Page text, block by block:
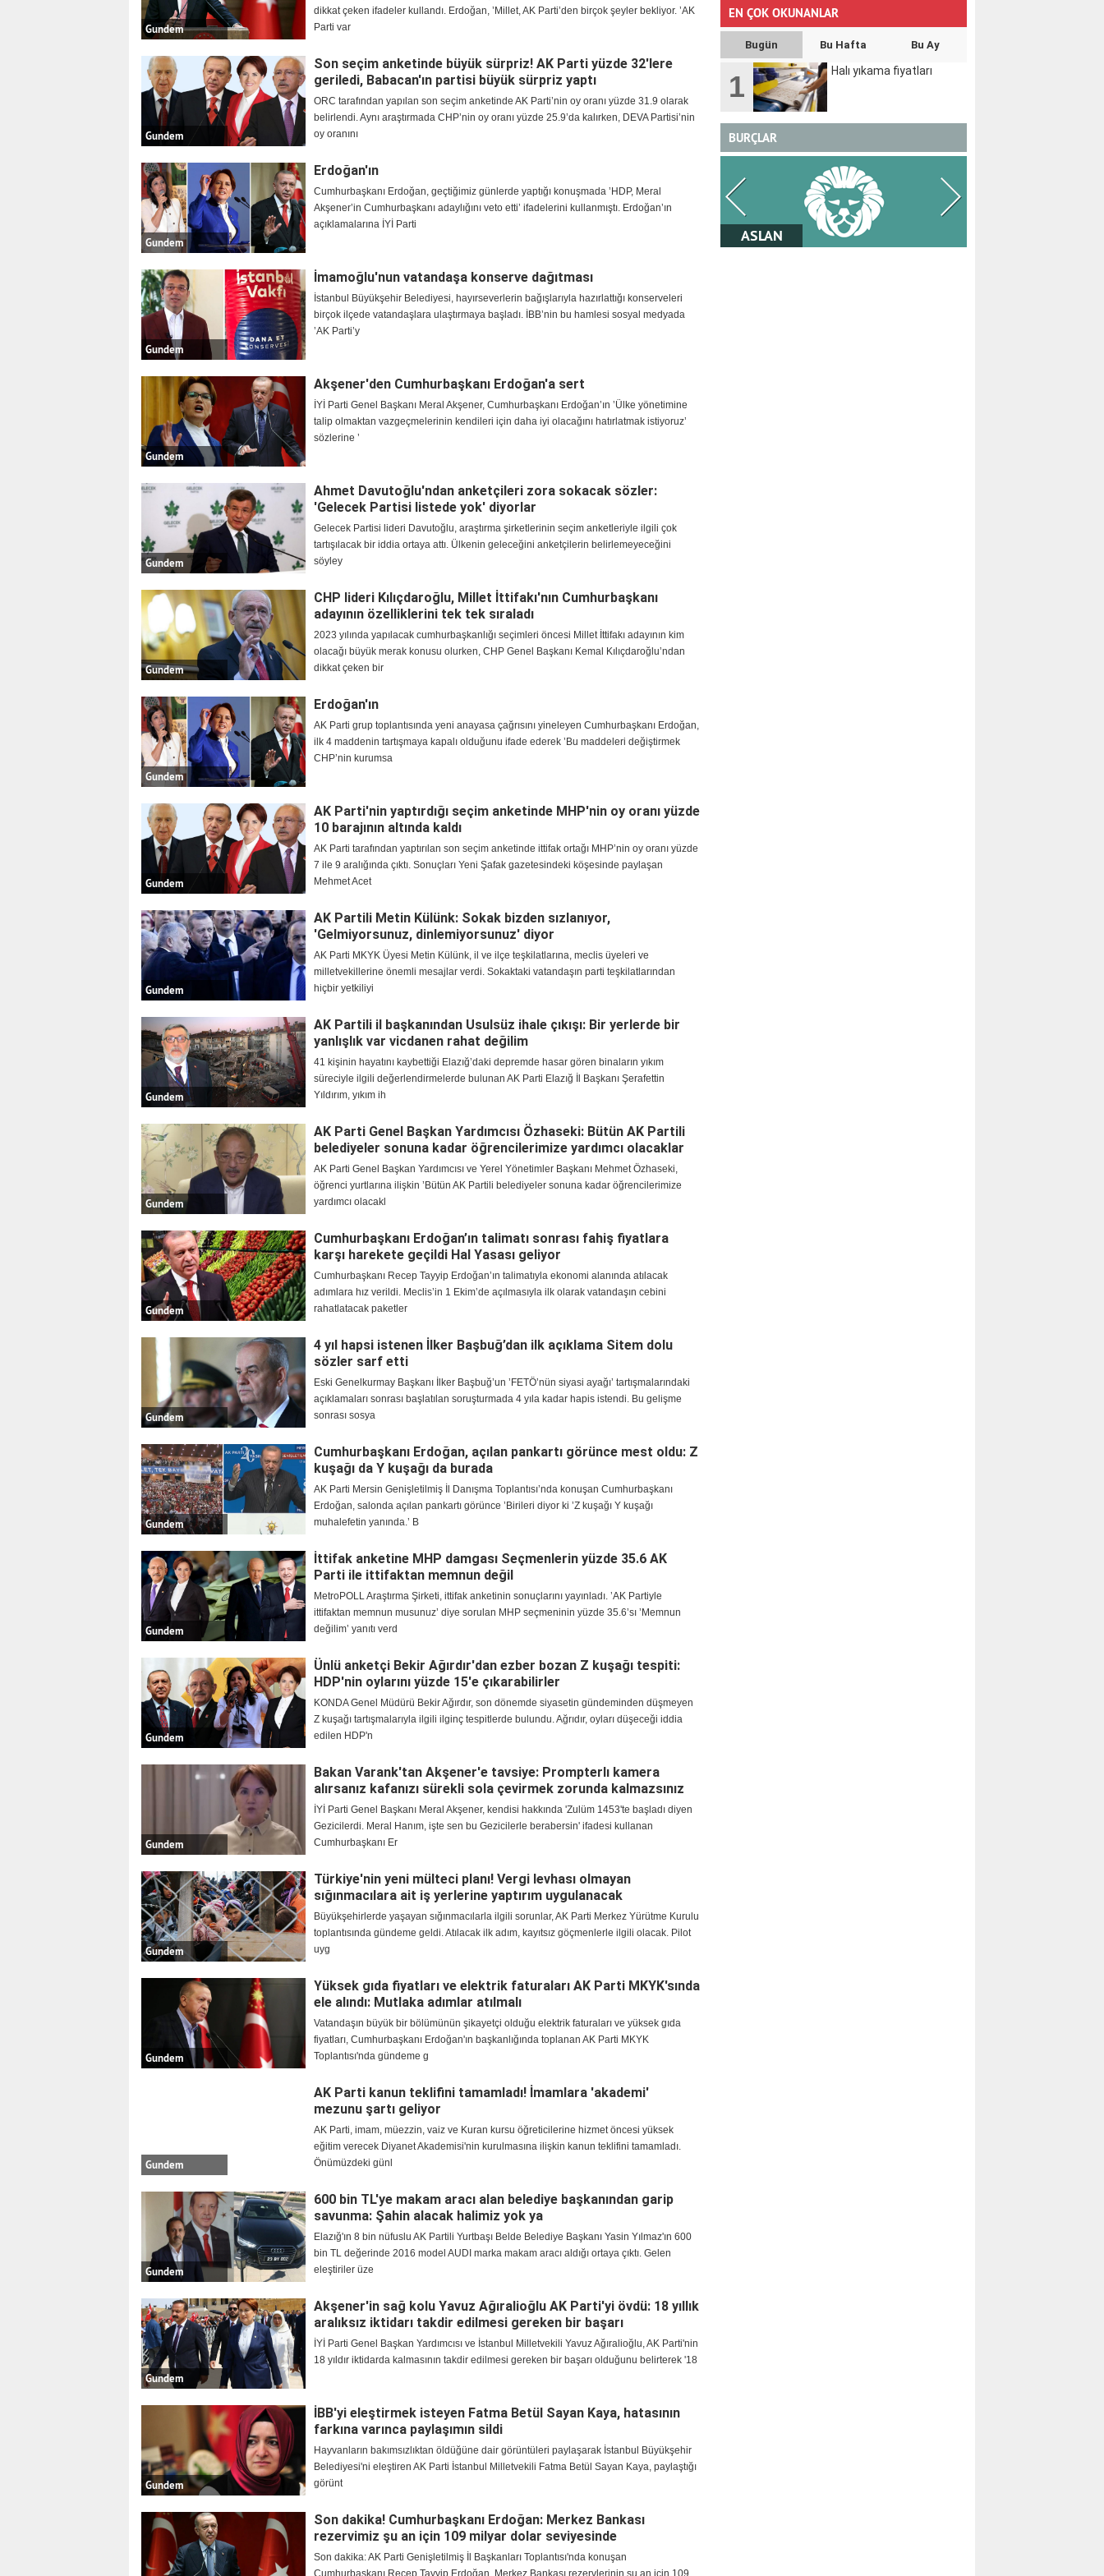
Gundem
dikkat çeken ifadeler kullandı. Erdoğan, ’Millet, AK Parti’den birçok şeyler bekliyor. ’AK
Parti var
Gundem
Son seçim anketinde büyük sürpriz! AK Parti yüzde 32'lere
geriledi, Babacan'ın partisi büyük sürpriz yaptı
ORC tarafından yapılan son seçim anketinde AK Parti’nin oy oranı yüzde 31.9 olarak
belirlendi. Aynı araştırmada CHP’nin oy oranı yüzde 25.9’da kalırken, DEVA Partisi’nin
oy oranını
Gundem
Erdoğan'ın
Cumhurbaşkanı Erdoğan, geçtiğimiz günlerde yaptığı konuşmada ’HDP, Meral
Akşener’in Cumhurbaşkanı adaylığını veto etti’ ifadelerini kullanmıştı. Erdoğan’ın
açıklamalarına İYİ Parti
Gundem
İmamoğlu'nun vatandaşa konserve dağıtması
İstanbul Büyükşehir Belediyesi, hayırseverlerin bağışlarıyla hazırlattığı konserveleri
birçok ilçede vatandaşlara ulaştırmaya başladı. İBB’nin bu hamlesi sosyal medyada
’AK Parti’y
Gundem
Akşener'den Cumhurbaşkanı Erdoğan'a sert
İYİ Parti Genel Başkanı Meral Akşener, Cumhurbaşkanı Erdoğan’ın ’Ülke yönetimine
talip olmaktan vazgeçmelerinin kendileri için daha iyi olacağını hatırlatmak istiyoruz’
sözlerine ’
Gundem
Ahmet Davutoğlu'ndan anketçileri zora sokacak sözler:
'Gelecek Partisi listede yok' diyorlar
Gelecek Partisi lideri Davutoğlu, araştırma şirketlerinin seçim anketleriyle ilgili çok
tartışılacak bir iddia ortaya attı. Ülkenin geleceğini anketçilerin belirlemeyeceğini
söyley
Gundem
CHP lideri Kılıçdaroğlu, Millet İttifakı'nın Cumhurbaşkanı
adayının özelliklerini tek tek sıraladı
2023 yılında yapılacak cumhurbaşkanlığı seçimleri öncesi Millet İttifakı adayının kim
olacağı büyük merak konusu olurken, CHP Genel Başkanı Kemal Kılıçdaroğlu’ndan
dikkat çeken bir
Gundem
Erdoğan'ın
AK Parti grup toplantısında yeni anayasa çağrısını yineleyen Cumhurbaşkanı Erdoğan,
ilk 4 maddenin tartışmaya kapalı olduğunu ifade ederek ’Bu maddeleri değiştirmek
CHP’nin kurumsa
Gundem
AK Parti'nin yaptırdığı seçim anketinde MHP'nin oy oranı yüzde
10 barajının altında kaldı
AK Parti tarafından yaptırılan son seçim anketinde ittifak ortağı MHP’nin oy oranı yüzde
7 ile 9 aralığında çıktı. Sonuçları Yeni Şafak gazetesindeki köşesinde paylaşan
Mehmet Acet
Gundem
AK Partili Metin Külünk: Sokak bizden sızlanıyor,
'Gelmiyorsunuz, dinlemiyorsunuz' diyor
AK Parti MKYK Üyesi Metin Külünk, il ve ilçe teşkilatlarına, meclis üyeleri ve
milletvekillerine önemli mesajlar verdi. Sokaktaki vatandaşın parti teşkilatlarından
hiçbir yetkiliyi
Gundem
AK Partili il başkanından Usulsüz ihale çıkışı: Bir yerlerde bir
yanlışlık var vicdanen rahat değilim
41 kişinin hayatını kaybettiği Elazığ’daki depremde hasar gören binaların yıkım
süreciyle ilgili değerlendirmelerde bulunan AK Parti Elazığ İl Başkanı Şerafettin
Yıldırım, yıkım ih
Gundem
AK Parti Genel Başkan Yardımcısı Özhaseki: Bütün AK Partili
belediyeler sonuna kadar öğrencilerimize yardımcı olacaklar
AK Parti Genel Başkan Yardımcısı ve Yerel Yönetimler Başkanı Mehmet Özhaseki,
öğrenci yurtlarına ilişkin ’Bütün AK Partili belediyeler sonuna kadar öğrencilerimize
yardımcı olacakl
Gundem
Cumhurbaşkanı Erdoğan’ın talimatı sonrası fahiş fiyatlara
karşı harekete geçildi Hal Yasası geliyor
Cumhurbaşkanı Recep Tayyip Erdoğan’ın talimatıyla ekonomi alanında atılacak
adımlara hız verildi. Meclis’in 1 Ekim’de açılmasıyla ilk olarak vatandaşın cebini
rahatlatacak paketler
Gundem
4 yıl hapsi istenen İlker Başbuğ’dan ilk açıklama Sitem dolu
sözler sarf etti
Eski Genelkurmay Başkanı İlker Başbuğ’un ’FETÖ’nün siyasi ayağı’ tartışmalarındaki
açıklamaları sonrası başlatılan soruşturmada 4 yıla kadar hapis istendi. Bu gelişme
sonrası sosya
Gundem
Cumhurbaşkanı Erdoğan, açılan pankartı görünce mest oldu: Z
kuşağı da Y kuşağı da burada
AK Parti Mersin Genişletilmiş İl Danışma Toplantısı’nda konuşan Cumhurbaşkanı
Erdoğan, salonda açılan pankartı görünce ’Birileri diyor ki ’Z kuşağı Y kuşağı
muhalefetin yanında.’ B
Gundem
İttifak anketine MHP damgası Seçmenlerin yüzde 35.6 AK
Parti ile ittifaktan memnun değil
MetroPOLL Araştırma Şirketi, ittifak anketinin sonuçlarını yayınladı. ’AK Partiyle
ittifaktan memnun musunuz’ diye sorulan MHP seçmeninin yüzde 35.6’sı ’Memnun
değilim’ yanıtı verd
Gundem
Ünlü anketçi Bekir Ağırdır'dan ezber bozan Z kuşağı tespiti:
HDP'nin oylarını yüzde 15'e çıkarabilirler
KONDA Genel Müdürü Bekir Ağırdır, son dönemde siyasetin gündeminden düşmeyen
Z kuşağı tartışmalarıyla ilgili ilginç tespitlerde bulundu. Ağrıdır, oyları düşeceği iddia
edilen HDP'n
Gundem
Bakan Varank'tan Akşener'e tavsiye: Prompterlı kamera
alırsanız kafanızı sürekli sola çevirmek zorunda kalmazsınız
İYİ Parti Genel Başkanı Meral Akşener, kendisi hakkında 'Zulüm 1453'te başladı diyen
Gezicilerdi. Meral Hanım, işte sen bu Gezicilerle berabersin' ifadesi kullanan
Cumhurbaşkanı Er
Gundem
Türkiye'nin yeni mülteci planı! Vergi levhası olmayan
sığınmacılara ait iş yerlerine yaptırım uygulanacak
Büyükşehirlerde yaşayan sığınmacılarla ilgili sorunlar, AK Parti Merkez Yürütme Kurulu
toplantısında gündeme geldi. Atılacak ilk adım, kayıtsız göçmenlerle ilgili olacak. Pilot
uyg
Gundem
Yüksek gıda fiyatları ve elektrik faturaları AK Parti MKYK'sında
ele alındı: Mutlaka adımlar atılmalı
Vatandaşın büyük bir bölümünün şikayetçi olduğu elektrik faturaları ve yüksek gıda
fiyatları, Cumhurbaşkanı Erdoğan'ın başkanlığında toplanan AK Parti MKYK
Toplantısı'nda gündeme g
Gundem
AK Parti kanun teklifini tamamladı! İmamlara 'akademi'
mezunu şartı geliyor
AK Parti, imam, müezzin, vaiz ve Kuran kursu öğreticilerine hizmet öncesi yüksek
eğitim verecek Diyanet Akademisi'nin kurulmasına ilişkin kanun teklifini tamamladı.
Önümüzdeki günl
Gundem
600 bin TL'ye makam aracı alan belediye başkanından garip
savunma: Şahin alacak halimiz yok ya
Elazığ'ın 8 bin nüfuslu AK Partili Yurtbaşı Belde Belediye Başkanı Yasin Yılmaz'ın 600
bin TL değerinde 2016 model AUDI marka makam aracı aldığı ortaya çıktı. Gelen
eleştiriler üze
Gundem
Akşener'in sağ kolu Yavuz Ağıralioğlu AK Parti'yi övdü: 18 yıllık
aralıksız iktidarı takdir edilmesi gereken bir başarı
İYİ Parti Genel Başkan Yardımcısı ve İstanbul Milletvekili Yavuz Ağıralioğlu, AK Parti'nin
18 yıldır iktidarda kalmasının takdir edilmesi gereken bir başarı olduğunu belirterek '18
Gundem
İBB'yi eleştirmek isteyen Fatma Betül Sayan Kaya, hatasının
farkına varınca paylaşımın sildi
Hayvanların bakımsızlıktan öldüğüne dair görüntüleri paylaşarak İstanbul Büyükşehir
Belediyesi'ni eleştiren AK Parti İstanbul Milletvekili Fatma Betül Sayan Kaya, paylaştığı
görünt
Son dakika! Cumhurbaşkanı Erdoğan: Merkez Bankası
rezervimiz şu an için 109 milyar dolar seviyesinde
Son dakika: AK Parti Genişletilmiş İl Başkanları Toplantısı'nda konuşan
Cumhurbaşkanı Recep Tayyip Erdoğan, Merkez Bankası rezervlerinin şu an için 109
EN ÇOK OKUNANLAR
Bugün Bu Hafta Bu Ay
1 Halı yıkama fiyatları
BURÇLAR
YENGEÇ BAŞAK